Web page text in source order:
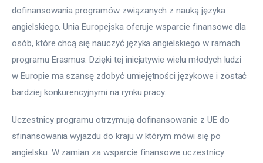
dofinansowania programów związanych z nauką języka
angielskiego. Unia Europejska oferuje wsparcie finansowe dla
osób, które chcą się nauczyć języka angielskiego w ramach
programu Erasmus. Dzięki tej inicjatywie wielu młodych ludzi
w Europie ma szansę zdobyć umiejętności językowe i zostać
bardziej konkurencyjnymi na rynku pracy.
Uczestnicy programu otrzymują dofinansowanie z UE do
sfinansowania wyjazdu do kraju w którym mówi się po
angielsku. W zamian za wsparcie finansowe uczestnicy